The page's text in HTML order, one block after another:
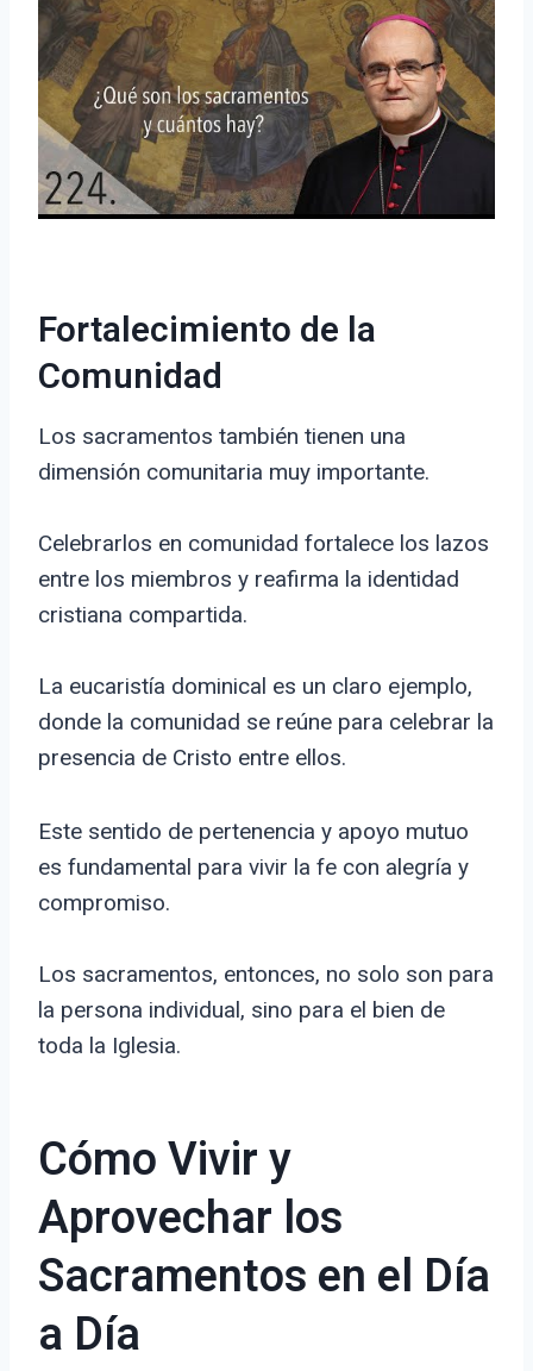
Fortalecimiento de la
Comunidad
Los sacramentos también tienen una
dimensión comunitaria muy importante.
Celebrarlos en comunidad fortalece los lazos
entre los miembros y reafirma la identidad
cristiana compartida.
La eucaristía dominical es un claro ejemplo,
donde la comunidad se reúne para celebrar la
presencia de Cristo entre ellos.
Este sentido de pertenencia y apoyo mutuo
es fundamental para vivir la fe con alegría y
compromiso.
Los sacramentos, entonces, no solo son para
la persona individual, sino para el bien de
toda la Iglesia.
Cómo Vivir y
Aprovechar los
Sacramentos en el Día
a Día